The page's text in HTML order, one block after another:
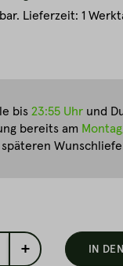
Lieferzeit: 1
+ IN
bis 23:55 Uhr und
bereits am